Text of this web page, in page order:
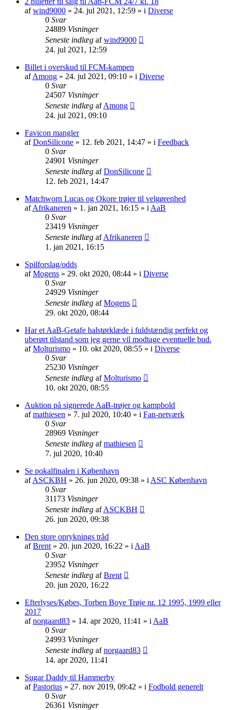
afwind9000 » 24. jul 2021, 12:59 » i Diverse
0 Svar
24889 Visninger
Seneste indlæg afwind9000
24. jul 2021, 12:59
Billet i overskud til FCM-kampen
afAmong » 24. jul 2021, 09:10 » i Diverse
0 Svar
24507 Visninger
Seneste indlæg afAmong
24. jul 2021, 09:10
Favicon mangler
afDonSilicone » 12. feb 2021, 14:47 » i Feedback
0 Svar
24901 Visninger
Seneste indlæg afDonSilicone
12. feb 2021, 14:47
Matchworn Lucas og Okore trøjer til velgørenhed
afAfrikaneren » 1. jan 2021, 16:15 » i AaB
0 Svar
23419 Visninger
Seneste indlæg afAfrikaneren
1. jan 2021, 16:15
Spilforslag/odds
afMogens » 29. okt 2020, 08:44 » i Diverse
0 Svar
24929 Visninger
Seneste indlæg afMogens
29. okt 2020, 08:44
Har et AaB-Getafe halstørklæde i fuldstændig perfekt og
uberørt tilstand som jeg gerne vil modtage eventuelle bud.
afMolturismo » 10. okt 2020, 08:55 » i Diverse
0 Svar
25230 Visninger
Seneste indlæg afMolturismo
10. okt 2020, 08:55
Auktion på signerede AaB-trøjer og kampbold
afmathiesen » 7. jul 2020, 10:40 » i Fan-netværk
0 Svar
28969 Visninger
Seneste indlæg afmathiesen
7. jul 2020, 10:40
Se pokalfinalen i København
afASCKBH » 26. jun 2020, 09:38 » i ASC København
0 Svar
31173 Visninger
Seneste indlæg afASCKBH
26. jun 2020, 09:38
Den store opryknings tråd
afBrent » 20. jun 2020, 16:22 » i AaB
0 Svar
23952 Visninger
Seneste indlæg afBrent
20. jun 2020, 16:22
Efterlyses/Købes, Torben Boye Trøje nr. 12 1995, 1999 eller
2017
afnorgaard83 » 14. apr 2020, 11:41 » i AaB
0 Svar
24993 Visninger
Seneste indlæg afnorgaard83
14. apr 2020, 11:41
Sugar Daddy til Hammerby
afPastorius » 27. nov 2019, 09:42 » i Fodbold generelt
0 Svar
26361 Visninger